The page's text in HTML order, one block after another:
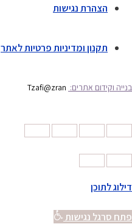
הצהרת נגישות
תקנון ומדיניות פרטיות לאתר
בנייה וקידום אתרים: Tzafi@zran
דילוג לתוכן
פתח סרגל נגישות